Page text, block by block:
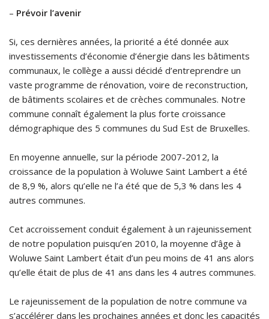
– Prévoir l’avenir
Si, ces dernières années, la priorité a été donnée aux
investissements d’économie d’énergie dans les bâtiments
communaux, le collège a aussi décidé d’entreprendre un
vaste programme de rénovation, voire de reconstruction,
de bâtiments scolaires et de crèches communales. Notre
commune connaît également la plus forte croissance
démographique des 5 communes du Sud Est de Bruxelles.
En moyenne annuelle, sur la période 2007-2012, la
croissance de la population à Woluwe Saint Lambert a été
de 8,9 %, alors qu’elle ne l’a été que de 5,3 % dans les 4
autres communes.
Cet accroissement conduit également à un rajeunissement
de notre population puisqu’en 2010, la moyenne d’âge à
Woluwe Saint Lambert était d’un peu moins de 41 ans alors
qu’elle était de plus de 41 ans dans les 4 autres communes.
Le rajeunissement de la population de notre commune va
s’accélérer dans les prochaines années et donc les capacités